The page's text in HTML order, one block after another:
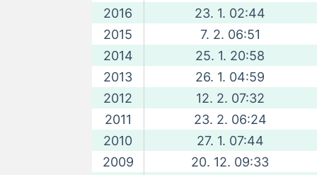
2016
23. 1. 02:44
2015
7. 2. 06:51
2014
25. 1. 20:58
2013
26. 1. 04:59
2012
12. 2. 07:32
2011
23. 2. 06:24
2010
27. 1. 07:44
2009
20. 12. 09:33